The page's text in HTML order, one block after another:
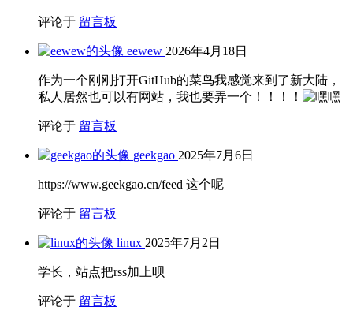
评论于 留言板
eewew 2026年4月18日
作为一个刚刚打开GitHub的菜鸟我感觉来到了新大陆，
私人居然也可以有网站，我也要弄一个！！！！
评论于 留言板
geekgao 2025年7月6日
https://www.geekgao.cn/feed 这个呢
评论于 留言板
linux 2025年7月2日
学长，站点把rss加上呗
评论于 留言板